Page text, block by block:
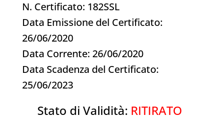
N. Certificato: 182SSL
Data Emissione del Certificato:
26/06/2020
Data Corrente: 26/06/2020
Data Scadenza del Certificato:
25/06/2023
Stato di Validità: RITIRATO